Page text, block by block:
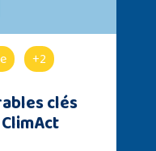
+2
clés